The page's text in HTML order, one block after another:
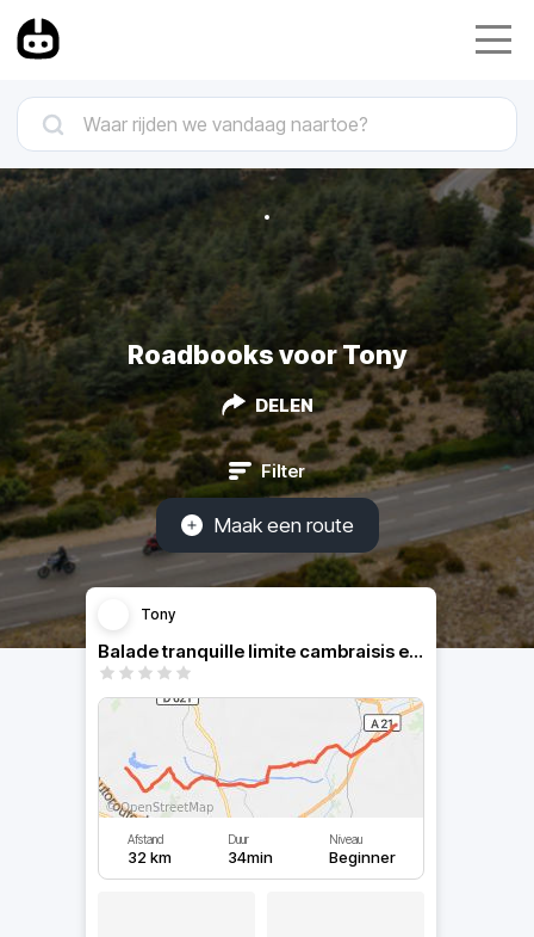
Roadbooks voor Tony
DELEN
Filter
Maak een route
Tony
Balade tranquille limite cambraisis et douaisis
Afstand
32 km
Duur
34min
Niveau
Beginner